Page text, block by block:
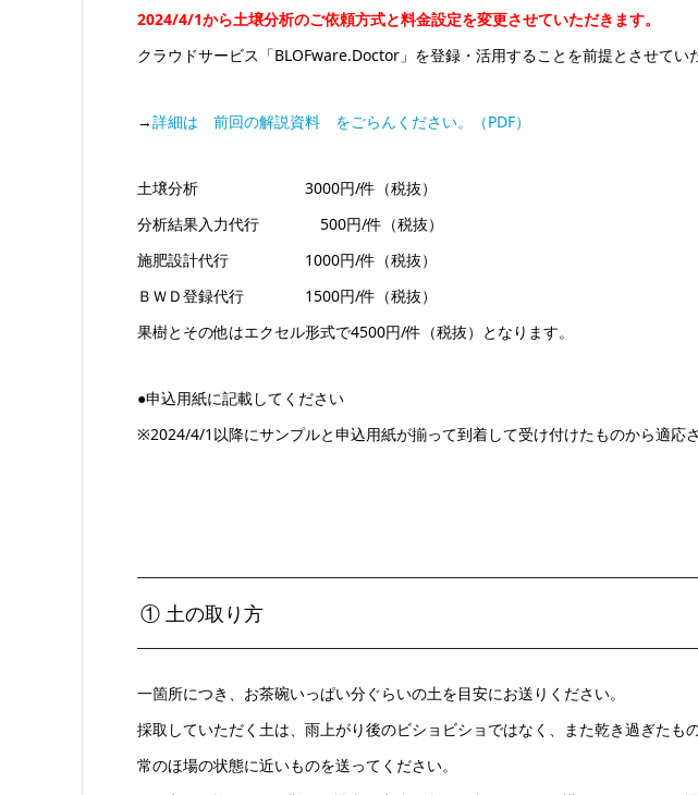
2024/4/1から土壌分析のご依頼方式と料金設定を変更させていただきます。
クラウドサービス「BLOFware.Doctor」を登録・活用することを前提とさせてい
→詳細は 前回の解説資料 をごらんください。（PDF）
土壌分析 3000円/件（税抜）
分析結果入力代行 500円/件（税抜）
施肥設計代行 1000円/件（税抜）
ＢＷＤ登録代行 1500円/件（税抜）
果樹とその他はエクセル形式で4500円/件（税抜）となります。
●申込用紙に記載してください
※2024/4/1以降にサンプルと申込用紙が揃って到着して受け付けたものから適応さ
① 土の取り方
一箇所につき、お茶碗いっぱい分ぐらいの土を目安にお送りください。
採取していただく土は、雨上がり後のビショビショではなく、また乾き過ぎたも
常のほ場の状態に近いものを送ってください。